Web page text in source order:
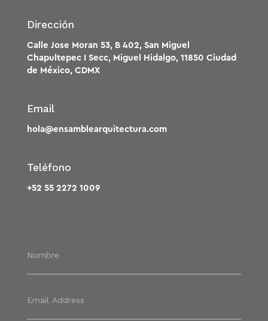
Dirección
Calle Jose Moran 53, B 402, San Miguel
Chapultepec I Secc, Miguel Hidalgo, 11850 Ciudad
de México, CDMX
Email
hola@ensamblearquitectura.com
Teléfono
+52 55 2272 1009